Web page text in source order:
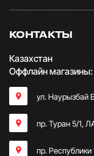
КОНТАКТЫ
Казахстан
Оффлайн магазины:
ул. Наурызбай
пр. Туран 5/1,
пр.